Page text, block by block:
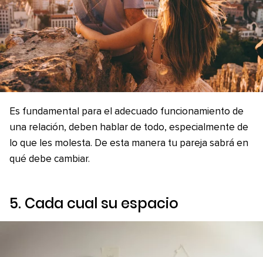
Es fundamental para el adecuado funcionamiento de
una relación, deben hablar de todo, especialmente de
lo que les molesta. De esta manera tu pareja sabrá en
qué debe cambiar.
5. Cada cual su espacio